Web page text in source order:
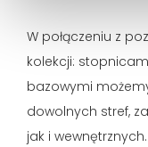
W połączeniu z
kolekcji:
bazowymi
dowolnych stref,
jak i